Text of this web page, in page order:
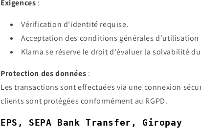
Exigences :
Vérification d'identité requise.
Acceptation des conditions générales d'utilisation
Klarna se réserve le droit d'évaluer la solvabilité
Protection des données :
Les transactions sont effectuées via une connexion
clients sont protégées conformément au RGPD.
EPS, SEPA Bank Transfer, Giropay